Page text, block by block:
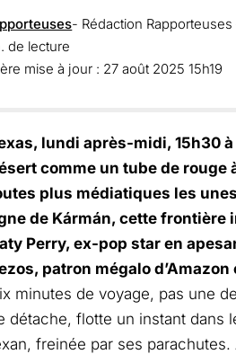
mise à jour : 27 août 2025 15h19
- Rédaction Rapporteuses
de lecture
lundi après-midi, 15h30
comme un tube de rouge
plus médiatiques les
de Kármán, cette frontière
Perry, ex-pop star en
patron mégalo
minutes de voyage, pas une
détache, flotte un instant dans
freinée par ses parachutes.